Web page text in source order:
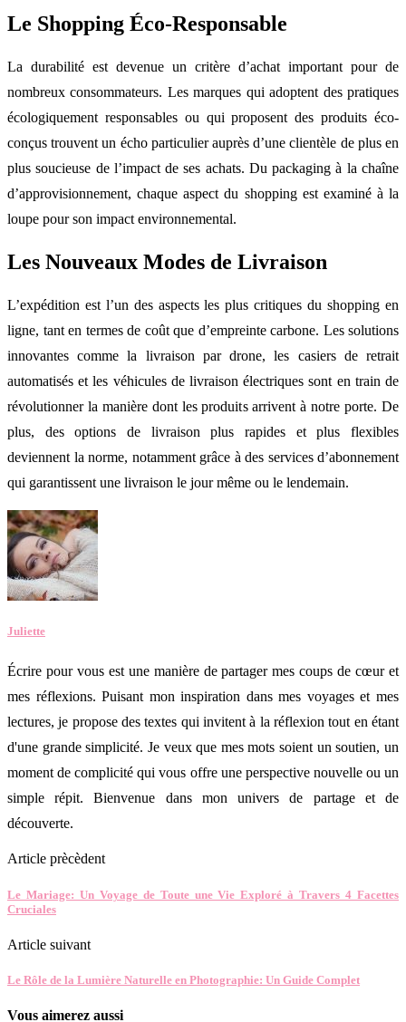
Le Shopping Éco-Responsable
La durabilité est devenue un critère d’achat important pour de
nombreux consommateurs. Les marques qui adoptent des pratiques
écologiquement responsables ou qui proposent des produits éco-
conçus trouvent un écho particulier auprès d’une clientèle de plus en
plus soucieuse de l’impact de ses achats. Du packaging à la chaîne
d’approvisionnement, chaque aspect du shopping est examiné à la
loupe pour son impact environnemental.
Les Nouveaux Modes de Livraison
L’expédition est l’un des aspects les plus critiques du shopping en
ligne, tant en termes de coût que d’empreinte carbone. Les solutions
innovantes comme la livraison par drone, les casiers de retrait
automatisés et les véhicules de livraison électriques sont en train de
révolutionner la manière dont les produits arrivent à notre porte. De
plus, des options de livraison plus rapides et plus flexibles
deviennent la norme, notamment grâce à des services d’abonnement
qui garantissent une livraison le jour même ou le lendemain.
Juliette
Écrire pour vous est une manière de partager mes coups de cœur et
mes réflexions. Puisant mon inspiration dans mes voyages et mes
lectures, je propose des textes qui invitent à la réflexion tout en étant
d'une grande simplicité. Je veux que mes mots soient un soutien, un
moment de complicité qui vous offre une perspective nouvelle ou un
simple répit. Bienvenue dans mon univers de partage et de
découverte.
Article prècèdent
Le Mariage: Un Voyage de Toute une Vie Exploré à Travers 4 Facettes
Cruciales
Article suivant
Le Rôle de la Lumière Naturelle en Photographie: Un Guide Complet
Vous aimerez aussi